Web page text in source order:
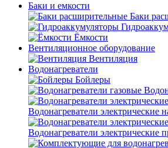
Баки и емкости
Баки
Ёмкости
Вентиляционное оборудование
Вентиляция
Водонагреватели
Бойлеры
Водонагреватели электрические
Водонагреватели электрические